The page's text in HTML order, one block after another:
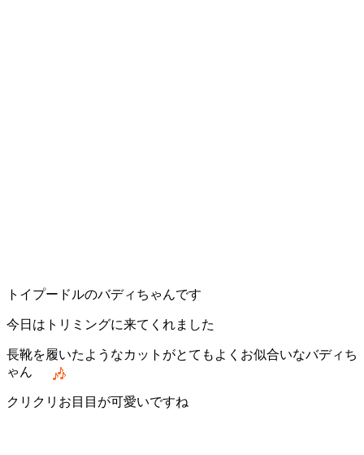
トイプードルのバディちゃんです
今日はトリミングに来てくれました
長靴を履いたようなカットがとてもよくお似合いなバディち
ゃん
クリクリお目目が可愛いですね